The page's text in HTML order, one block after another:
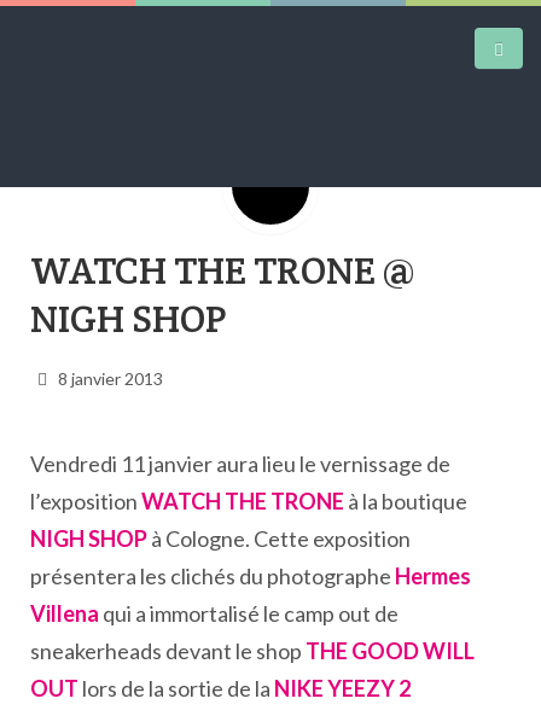
AIRTRAINERPEDIA
STREET ART
CONTACT
WATCH THE TRONE @
NIGH SHOP
8 janvier 2013
Vendredi 11 janvier aura lieu le vernissage de
l’expositionWATCH THE TRONE à la boutique
NIGH SHOPà Cologne. Cette exposition
présentera les clichés du photographe Hermes
Villena qui a immortalisé le camp out de
sneakerheads devant le shop THE GOOD WILL
OUT lors de la sortie de la NIKE YEEZY 2